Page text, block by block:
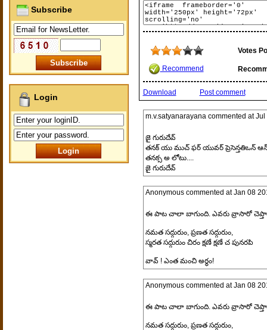
Subscribe
Login
Votes
Recommend
Download Post comment
m.v.satyanarayanacommented atJul
జై గురుదేవ్
తనక్ యు ముచ్ ఫర్ యువర్ ప్రెసెన్తతిఒన్
తనక్స అ లోటు....
జై గురుదేవ్
Anonymouscommented atJan 08
ఈ పాట చాలా బాగుంది. ఎవరు వ్రాసారో
నమత సద్గురుం, ప్రణత సద్గురుం,
స్మరత సద్గురుం చిరం క్షణే క్షణే చ పునరపి
వావ్ ! ఎంత మంచి అర్ధం!
Anonymouscommented atJan 08
ఈ పాట చాలా బాగుంది. ఎవరు వ్రాసారో
నమత సద్గురుం, ప్రణత సద్గురుం,